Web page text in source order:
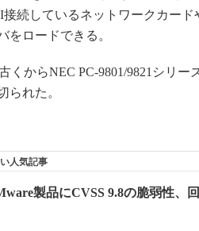
接続しているネットワークカー
をロードできる。
くからNEC PC-9801/9821シリ
られた。
人気記事